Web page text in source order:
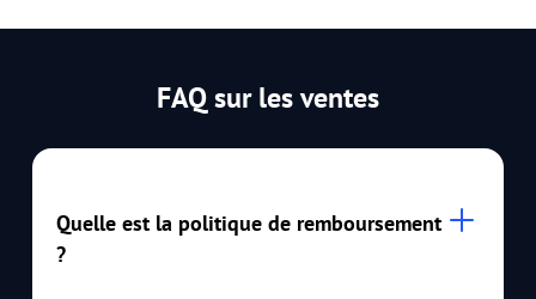
FAQ sur les ventes
Quelle est la politique de remboursement
?